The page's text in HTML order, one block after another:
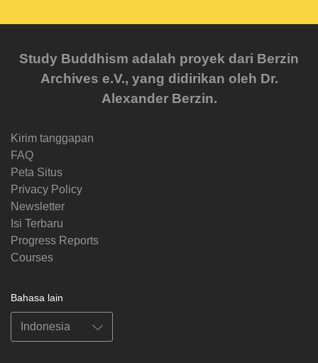
Study Buddhism adalah proyek dari Berzin
Archives e.V., yang didirikan oleh Dr.
Alexander Berzin.
Kirim tanggapan
FAQ
Peta Situs
Privacy Policy
Newsletter
Isi Terbaru
Progress Reports
Courses
Bahasa lain